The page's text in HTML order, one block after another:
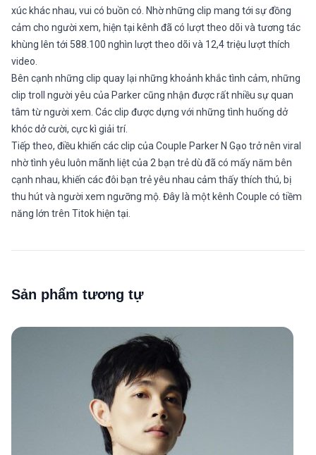
xúc khác nhau, vui có buồn có. Nhờ những clip mang tới sự đồng
cảm cho người xem, hiện tại kênh đã có lượt theo dõi và tương tác
khùng lên tới 588.100 nghìn lượt theo dõi và 12,4 triệu lượt thích
video.
Bên cạnh những clip quay lại những khoảnh khắc tình cảm, những
clip troll người yêu của Parker cũng nhận được rất nhiều sự quan
tâm từ người xem. Các clip được dựng với những tình huống dở
khóc dở cười, cực kì giải trí.
Tiếp theo, điều khiến các clip của Couple Parker N Gạo trở nên viral
nhờ tình yêu luôn mãnh liệt của 2 bạn trẻ dù đã có mấy năm bên
cạnh nhau, khiến các đôi bạn trẻ yêu nhau cảm thấy thích thú, bị
thu hút và người xem ngưỡng mộ. Đây là một kênh Couple có tiềm
năng lớn trên Titok hiện tại.
Sản phẩm tương tự